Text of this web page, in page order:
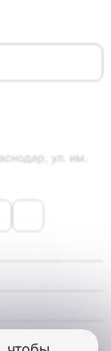
ул. им.